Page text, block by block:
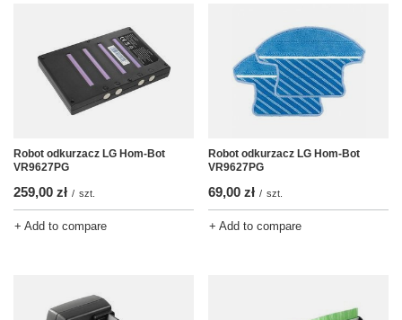
Robot odkurzacz LG Hom-Bot
VR9627PG
259,00 zł / szt.
+ Add to compare
Robot odkurzacz LG Hom-Bot
VR9627PG
69,00 zł / szt.
+ Add to compare